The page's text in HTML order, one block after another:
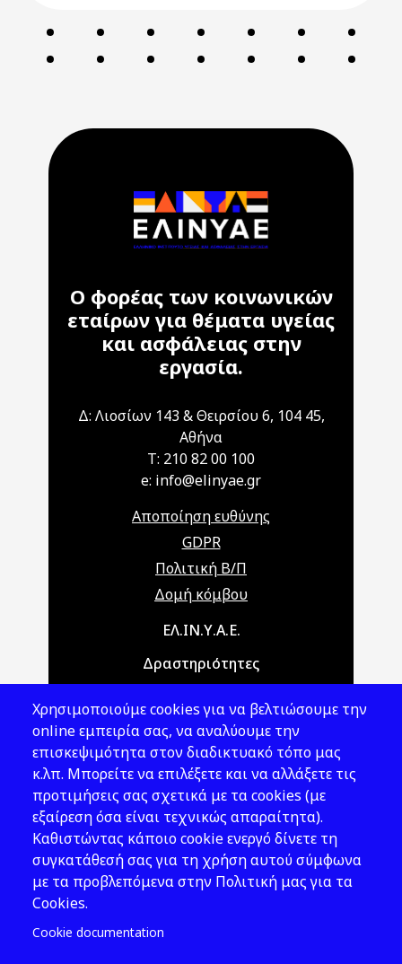
Ο φορέας των κοινωνικών
εταίρων για θέματα υγείας
και ασφάλειας στην
εργασία.
Δ: Λιοσίων 143 & Θειρσίου 6, 104 45,
Αθήνα
T: 210 82 00 100
e: info@elinyae.gr
Αποποίηση ευθύνης
GDPR
Πολιτική Β/Π
Δομή κόμβου
Main navigationΕΛ.ΙΝ.Υ.Α.Ε.
Δραστηριότητες
Νομοθεσία
Εκδόσεις
Νέα - Εκδηλώσεις
Ακολουθήστε μας
Χρησιμοποιούμε cookies για να βελτιώσουμε την
online εμπειρία σας, να αναλύουμε την
επισκεψιμότητα στον διαδικτυακό τόπο μας
κ.λπ. Μπορείτε να επιλέξετε και να αλλάξετε τις
προτιμήσεις σας σχετικά με τα cookies (με
εξαίρεση όσα είναι τεχνικώς απαραίτητα).
Καθιστώντας κάποιο cookie ενεργό δίνετε τη
συγκατάθεσή σας για τη χρήση αυτού σύμφωνα
με τα προβλεπόμενα στην Πολιτική μας για τα
Cookies.
Cookie documentation